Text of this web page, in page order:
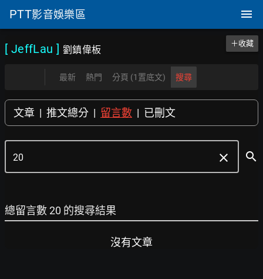
PTT影音娛樂區
[ JeffLau ] 劉鎮偉板
＋收藏
最新 熱門 分頁 (1置底文) 搜尋
文章 | 推文總分 | 留言數 | 已刪文
clear search
總留言數 20 的搜尋結果
沒有文章